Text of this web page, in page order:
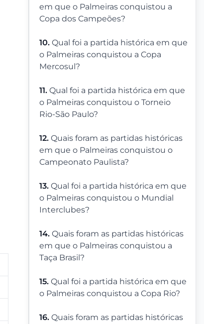
em que o Palmeiras conquistou a
Copa dos Campeões?
10. Qual foi a partida histórica em que
o Palmeiras conquistou a Copa
Mercosul?
11. Qual foi a partida histórica em que
o Palmeiras conquistou o Torneio
Rio-São Paulo?
12. Quais foram as partidas históricas
em que o Palmeiras conquistou o
Campeonato Paulista?
13. Qual foi a partida histórica em que
o Palmeiras conquistou o Mundial
Interclubes?
14. Quais foram as partidas históricas
em que o Palmeiras conquistou a
Taça Brasil?
15. Qual foi a partida histórica em que
o Palmeiras conquistou a Copa Rio?
16. Quais foram as partidas históricas